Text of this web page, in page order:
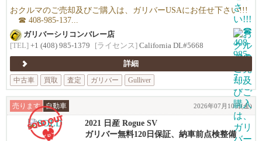
おクルマのご売却及びご購入は、ガリバーUSAにお任せ下さい!!!
☎ 408-985-137...
ガリバーシリコンバレー店
[TEL] +1 (408) 985-1379 [ライセンス] California DL#5668
詳細
中古車
買取 査定 ガリバー Gulliver
売ります 自動車 2026年07月10日(金)
2021 日産 Rogue SV
ガリバー無料120日保証、納車前点検整備